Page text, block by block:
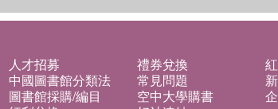
人才招募 禮券兌換
中國圖書館分類法 常見問題
圖書館採購/編目 空中大學購書